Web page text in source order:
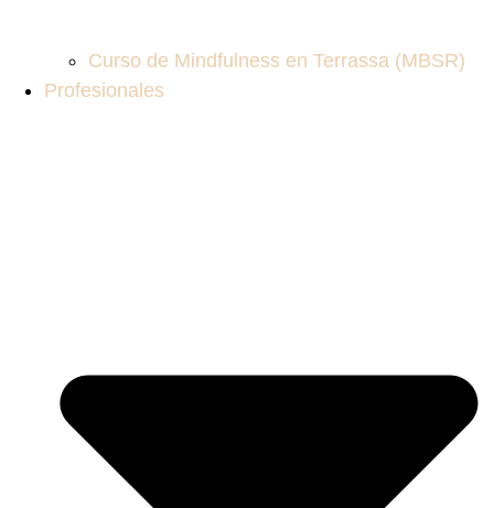
Curso de Mindfulness en Terrassa (MBSR)
Profesionales